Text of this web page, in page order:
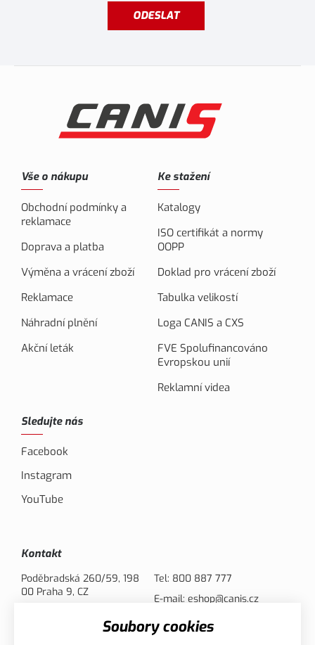
ODESLAT
Vše o nákupu
Obchodní podmínky a
reklamace
Doprava a platba
Výměna a vrácení zboží
Reklamace
Náhradní plnění
Akční leták
Ke stažení
Katalogy
ISO certifikát a normy
OOPP
Doklad pro vrácení zboží
Tabulka velikostí
Loga CANIS a CXS
FVE Spolufinancováno
Evropskou unií
Reklamní videa
Sledujte nás
Facebook
Instagram
YouTube
Kontakt
Poděbradská 260/59, 198
00 Praha 9, CZ
Tel: 800 887 777
E-mail: eshop@canis.cz
Soubory cookies